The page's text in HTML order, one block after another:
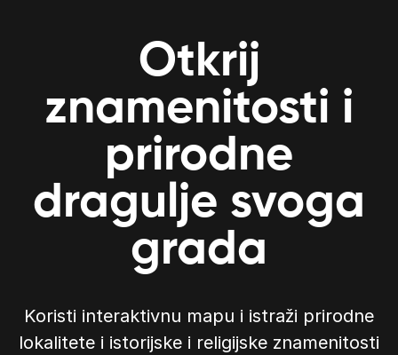
Otkrij
znamenitosti i
prirodne
dragulje svoga
grada
Koristi interaktivnu mapu i istraži prirodne
lokalitete i istorijske i religijske znamenitosti